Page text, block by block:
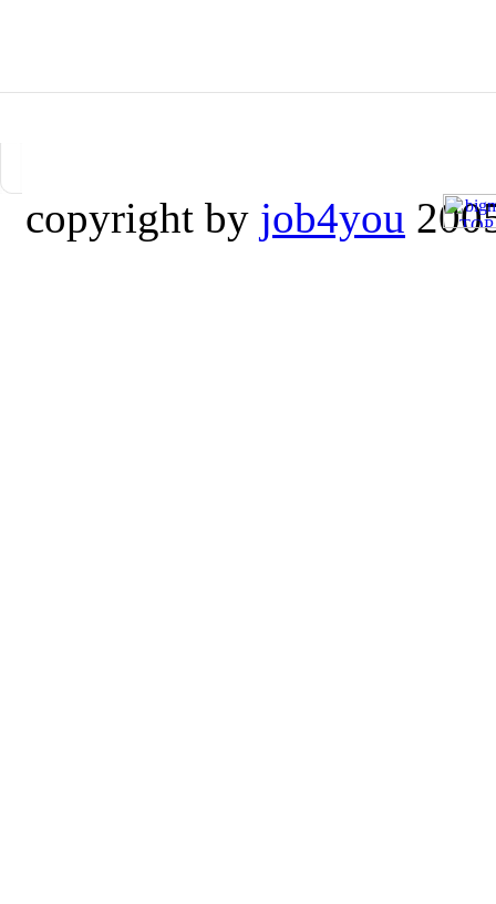
copyright by job4you